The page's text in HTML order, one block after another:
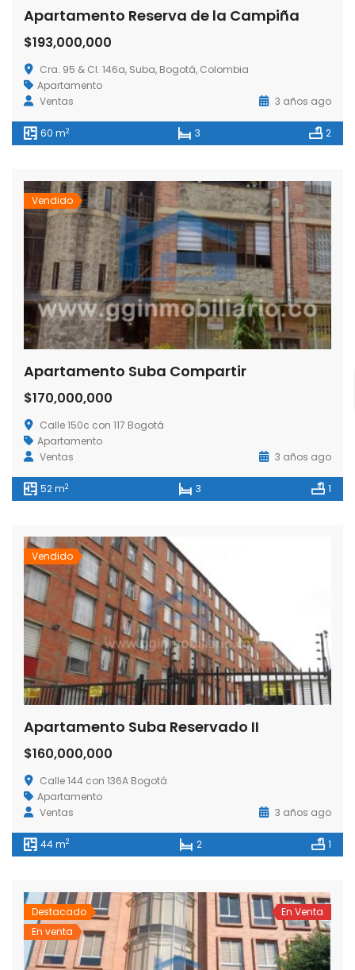
Apartamento Reserva de la Campiña
$193,000,000
Cra. 95 & Cl. 146a, Suba, Bogotá, Colombia
Apartamento
Ventas
3 años ago
60 m2 3 2
Vendido
Apartamento Suba Compartir
$170,000,000
Calle 150c con 117 Bogotá
Apartamento
Ventas
3 años ago
52 m2 3 1
Vendido
Apartamento Suba Reservado II
$160,000,000
Calle 144 con 136A Bogotá
Apartamento
Ventas
3 años ago
44 m2 2 1
Destacado
En venta
En Venta